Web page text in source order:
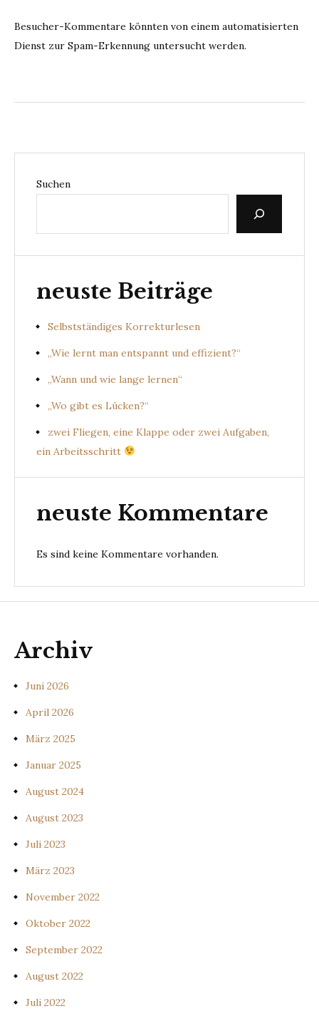
Besucher-Kommentare könnten von einem automatisierten
Dienst zur Spam-Erkennung untersucht werden.
Suchen
neuste Beiträge
Selbstständiges Korrekturlesen
„Wie lernt man entspannt und effizient?“
„Wann und wie lange lernen“
„Wo gibt es Lücken?“
zwei Fliegen, eine Klappe oder zwei Aufgaben,
ein Arbeitsschritt
neuste Kommentare
Es sind keine Kommentare vorhanden.
Archiv
Juni 2026
April 2026
März 2025
Januar 2025
August 2024
August 2023
Juli 2023
März 2023
November 2022
Oktober 2022
September 2022
August 2022
Juli 2022